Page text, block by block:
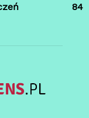
84